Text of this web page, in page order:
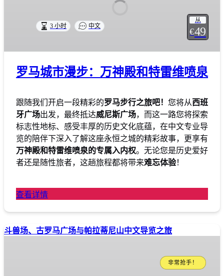
从
€49
3 小时 中文
罗马城市漫步：万神殿和特雷维喷泉
跟随我们开启一段精彩的罗马步行之旅吧！ 您将从西班
牙广场出发，最终抵达威尼斯广场，而这一路您将探索
标志性地标、感受丰厚的历史文化底蕴，在中文专业导
览的陪伴下深入了解这座永恒之城的精彩故事，更享有
万神殿和特雷维喷泉的专属入内权。无论您是历史爱好
者还是随性旅者，这趟旅程都将带来难忘体验！
查看详情
斗兽场、古罗马广场与帕拉蒂尼山中文导览之旅
非常抢手！